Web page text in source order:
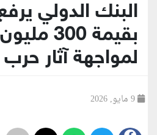
البنك الدولي
بقيمة 300
لمواجهة آثار حرب